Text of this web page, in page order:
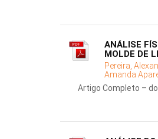
ANÁLISE
MOLDE DE
Pereira,
Amanda
Artigo Completo –